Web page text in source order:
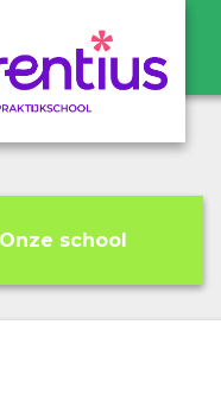
Onze school